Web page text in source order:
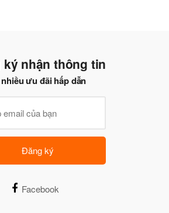
nhận thông tin
ưu đãi hấp dẫn
Đăng ký
Facebook